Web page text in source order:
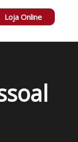
Loja Online